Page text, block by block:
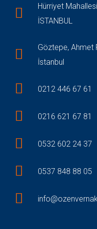
Hürriyet
İSTANBUL
Göztepe, Ahmet
İstanbul
0212 446 67 61
0216 621 67 81
0532 602 24 37
0537 848 88 05